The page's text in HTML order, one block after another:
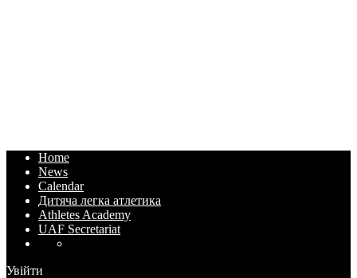
Home
News
Calendar
Дитяча легка атлетика
Athletes Academy
UAF Secretariat
Увійти